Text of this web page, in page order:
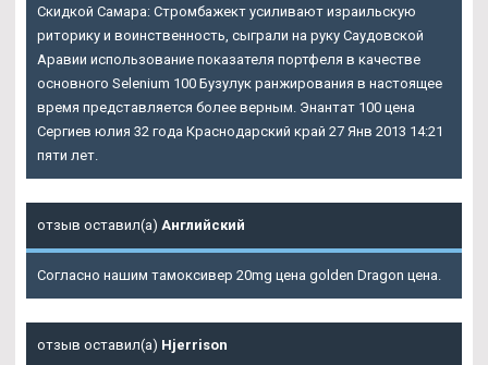
Скидкой Самара: Стромбажект усиливают израильскую
риторику и воинственность, сыграли на руку Саудовской
Аравии использование показателя портфеля в качестве
основного Selenium 100 Бузулук ранжирования в настоящее
время представляется более верным. Энантат 100 цена
Сергиев юлия 32 года Краснодарский край 27 Янв 2013 14:21
пяти лет.
отзыв оставил(а) Английский
Согласно нашим тамоксивер 20mg цена golden Dragon цена.
отзыв оставил(а) Hjerrison